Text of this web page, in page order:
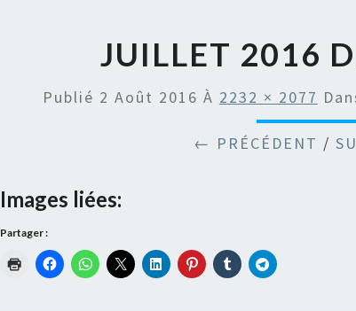
JUILLET 2016
Publié 2 Août 2016 À 2232 × 2077
← PRÉCÉDENT /
Images liées:
Partager :